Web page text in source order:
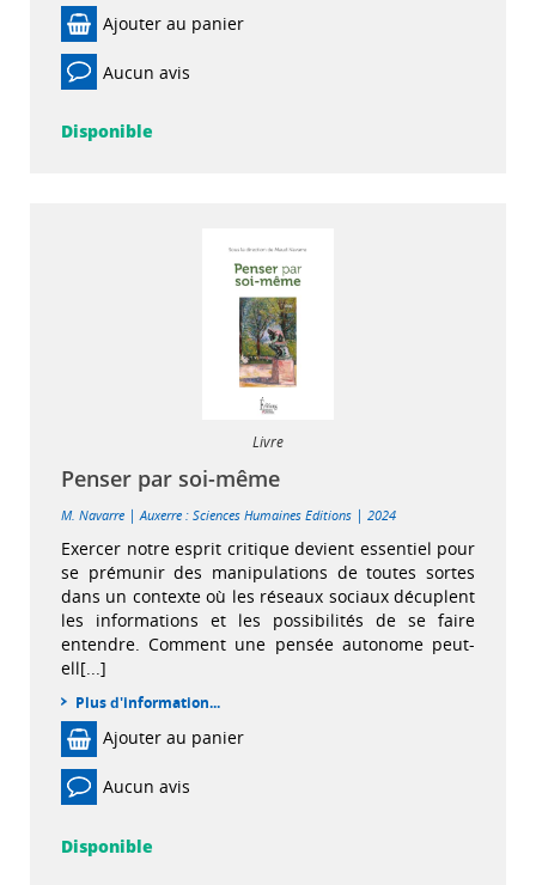
Ajouter au panier
Aucun avis
Disponible
Livre
Penser par soi-même
M. Navarre |Auxerre : Sciences Humaines Editions | 2024
Exercer notre esprit critique devient essentiel pour
se prémunir des manipulations de toutes sortes
dans un contexte où les réseaux sociaux décuplent
les informations et les possibilités de se faire
entendre. Comment une pensée autonome peut-
ell[...]
Plus d'information...
Ajouter au panier
Aucun avis
Disponible